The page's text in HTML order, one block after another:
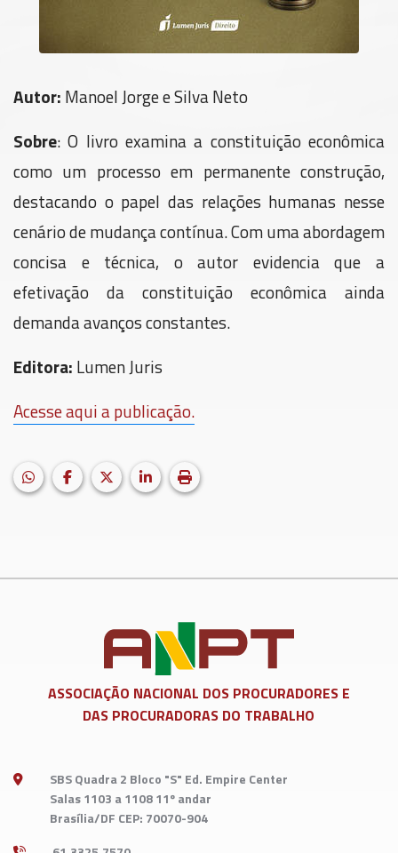
Autor: Manoel Jorge e Silva Neto
Sobre: O livro examina a constituição econômica
como um processo em permanente construção,
destacando o papel das relações humanas nesse
cenário de mudança contínua. Com uma abordagem
concisa e técnica, o autor evidencia que a
efetivação da constituição econômica ainda
demanda avanços constantes.
Editora: Lumen Juris
Acesse aqui a publicação.
Facebook LinkedIn
X (formerly Twitter)
HELIX_ULTIMATE_SHARE_WHATSAPP
Imprimir matéria
ASSOCIAÇÃO NACIONAL DOS PROCURADORES E
DAS PROCURADORAS DO TRABALHO
SBS Quadra 2 Bloco "S" Ed. Empire Center
Salas 1103 a 1108 11º andar
Brasília/DF CEP: 70070-904